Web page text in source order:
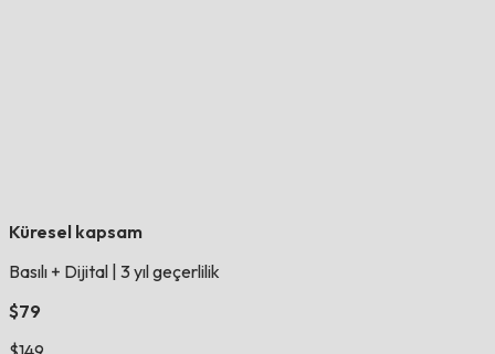
Küresel kapsam
Basılı + Dijital 3 yıl geçerlilik
$79